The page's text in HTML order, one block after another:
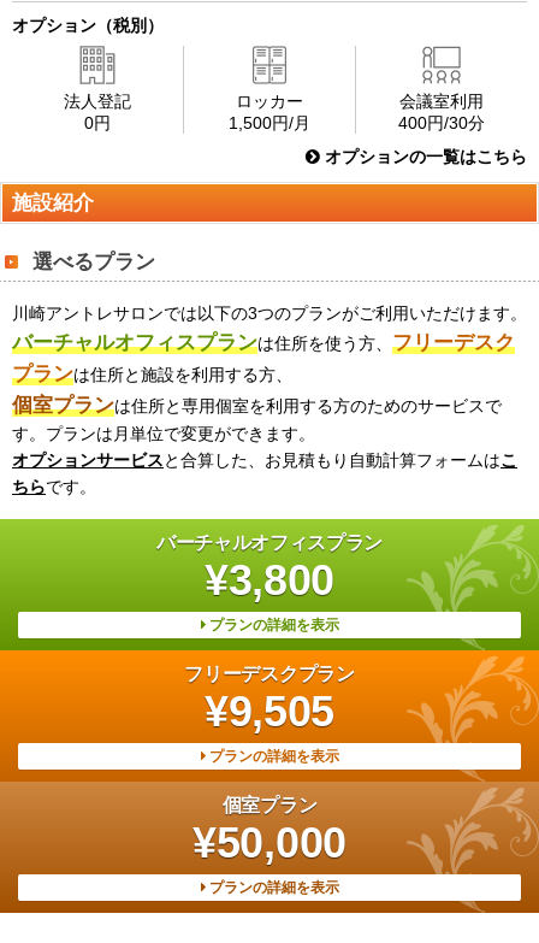
オプション（税別）
法人登記
0円
ロッカー
1,500円/月
会議室利用
400円/30分
オプションの一覧はこちら
施設紹介
選べるプラン
川崎アントレサロンでは以下の3つのプランがご利用いただけます。
バーチャルオフィスプランは住所を使う方、 フリーデスク
プランは住所と施設を利用する方、
個室プランは住所と専用個室を利用する方のためのサービスで
す。プランは月単位で変更ができます。
オプションサービス と合算した、お見積もり自動計算フォームはこ
ちらです。
バーチャルオフィスプラン
¥3,800
プランの詳細を表示
フリーデスクプラン
¥9,505
プランの詳細を表示
個室プラン
¥50,000
プランの詳細を表示